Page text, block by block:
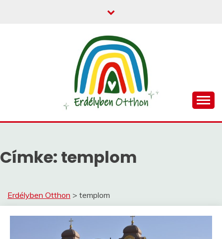
ERDÉLYBEN OTTHON
Címke: templom
Erdélyben Otthon > templom